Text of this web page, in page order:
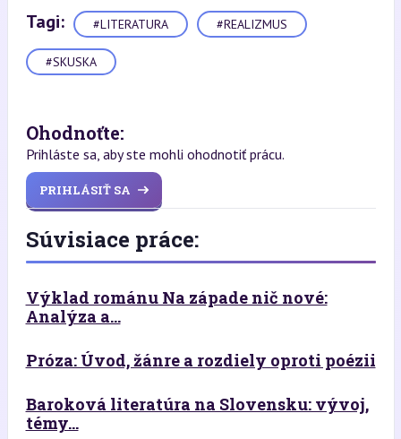
Tagi: #LITERATURA #REALIZMUS
#SKUSKA
Ohodnoťte:
Prihláste sa, aby ste mohli ohodnotiť prácu.
PRIHLÁSIŤ SA
Súvisiace práce:
Výklad románu Na západe nič nové:
Analýza a...
Próza: Úvod, žánre a rozdiely oproti poézii
Baroková literatúra na Slovensku: vývoj,
témy...